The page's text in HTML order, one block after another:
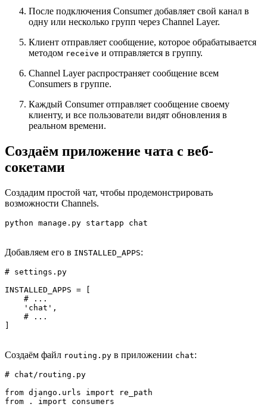
После подключения Consumer добавляет свой канал в
одну или несколько групп через Channel Layer.
Клиент отправляет сообщение, которое обрабатывается
методом receive и отправляется в группу.
Channel Layer распространяет сообщение всем
Consumers в группе.
Каждый Consumer отправляет сообщение своему
клиенту, и все пользователи видят обновления в
реальном времени.
Создаём приложение чата с веб-
сокетами
Создадим простой чат, чтобы продемонстрировать
возможности Channels.
python manage.py startapp chat
Добавляем его в INSTALLED_APPS:
# settings.py
INSTALLED_APPS = [
    # ...
    'chat',
    # ...
Создаём файл routing.py в приложении chat:
# chat/routing.py
from django.urls import re_path
from . import consumers